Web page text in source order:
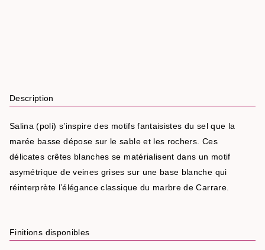
Description
Salina (poli) s’inspire des motifs fantaisistes du sel que la
marée basse dépose sur le sable et les rochers. Ces
délicates crêtes blanches se matérialisent dans un motif
asymétrique de veines grises sur une base blanche qui
réinterprète l’élégance classique du marbre de Carrare.
Finitions disponibles